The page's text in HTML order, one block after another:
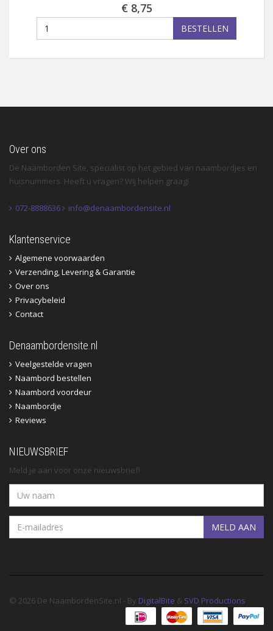
€ 8,75
BESTELLEN
Over ons
De Naamborden Site, specialist op het gebied van naambordjes en
huisnummers. Heeft u vragen? Wij helpen graag!
072-8888636 info@denaambordensite.nl
Klantenservice
Algemene voorwaarden
Verzending, Levering & Garantie
Over ons
Privacybeleid
Contact
Denaambordensite.nl
Veelgestelde vragen
Naambord bestellen
Naambord voordeur
Naambordje
Reviews
NIEUWSBRIEF
Meld je aan voor onze nieuwsbrief!
MELD AAN
© 2026 De NaambordenSite.nl - By DigitalBite & SVD Productions